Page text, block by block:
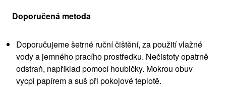
Doporučená metoda
Doporučujeme šetrné ruční čištění, za použití vlažné
vody a jemného pracího prostředku. Nečistoty opatrně
odstraň, například pomocí houbičky. Mokrou obuv
vycpi papírem a suš při pokojové teplotě.